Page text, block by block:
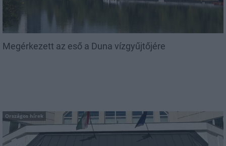
Megérkezett az eső a Duna vízgyűjtőjére
Országos hírek